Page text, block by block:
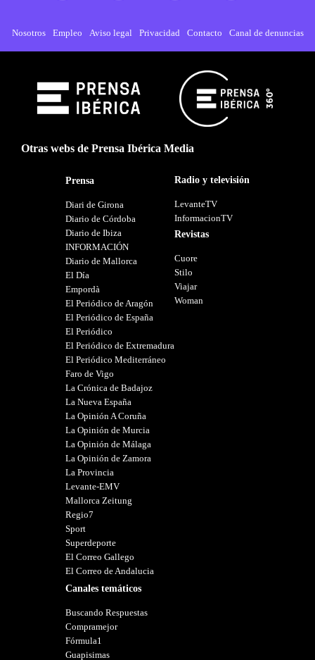
Nosotros Empleo Aviso legal Privacidad Contacto Canal de denuncias
Otras webs de Prensa Ibérica Media
Prensa
Diari de Girona
Diario de Córdoba
Diario de Ibiza
INFORMACIÓN
Diario de Mallorca
El Día
Empordà
El Periódico de Aragón
El Periódico de España
El Periódico
El Periódico de Extremadura
El Periódico Mediterráneo
Faro de Vigo
La Crónica de Badajoz
La Nueva España
La Opinión A Coruña
La Opinión de Murcia
La Opinión de Málaga
La Opinión de Zamora
La Provincia
Levante-EMV
Mallorca Zeitung
Regio7
Sport
Superdeporte
El Correo Gallego
El Correo de Andalucia
Canales temáticos
Buscando Respuestas
Compramejor
Fórmula1
Guapisimas
Radio y televisión
LevanteTV
InformacionTV
Revistas
Cuore
Stilo
Viajar
Woman